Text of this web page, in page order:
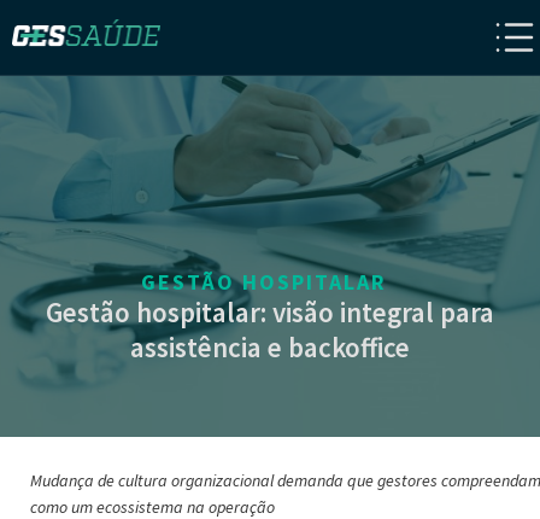
GESTÃO HOSPITALAR
Gestão hospitalar: visão integral para
assistência e backoffice
Mudança de cultura organizacional demanda que gestores
como um ecossistema na operação